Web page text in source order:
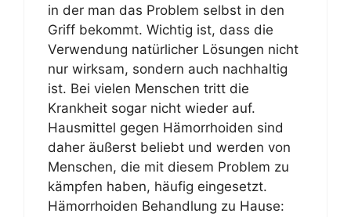
in der man das Problem selbst in den
Griff bekommt. Wichtig ist, dass die
Verwendung natürlicher Lösungen nicht
nur wirksam, sondern auch nachhaltig
ist. Bei vielen Menschen tritt die
Krankheit sogar nicht wieder auf.
Hausmittel gegen Hämorrhoiden sind
daher äußerst beliebt und werden von
Menschen, die mit diesem Problem zu
kämpfen haben, häufig eingesetzt.
Hämorrhoiden Behandlung zu Hause: